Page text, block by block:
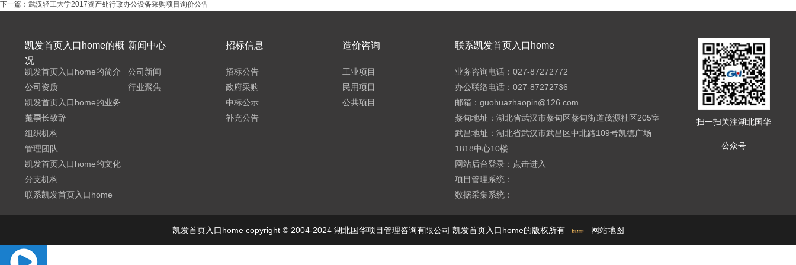
下一篇： 武汉轻工大学2017资产处行政办公设备采购项目询价公告
凯发首页入口home的概
况
凯发首页入口home的简介
公司资质
凯发首页入口home的业务
范围
董事长致辞
组织机构
管理团队
凯发首页入口home的文化
分支机构
联系凯发首页入口home
新闻中心
公司新闻
行业聚焦
招标信息
招标公告
政府采购
中标公示
补充公告
造价咨询
工业项目
民用项目
公共项目
联系凯发首页入口home
业务咨询电话：027-87272772
办公联络电话：027-87272736
邮箱： guohuazhaopin@126.com
蔡甸地址：湖北省武汉市蔡甸区蔡甸街道茂源社区205室
武昌地址：湖北省武汉市武昌区中北路109号凯德广场
1818中心10楼
网站后台登录： 点击进入
项目管理系统：
数据采集系统：
扫一扫关注湖北国华
公众号
凯发首页入口home copyright © 2004-2024 湖北国华项目管理咨询有限公司 凯发首页入口home的版权所有 网站地图